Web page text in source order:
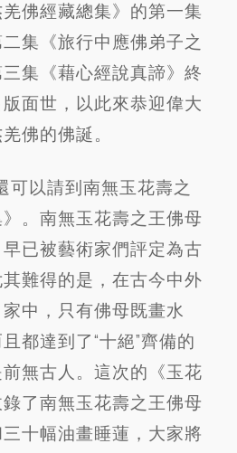
羌佛經藏總集》的第一集
二集《旅行中應佛弟子之
集《藉心經說真諦》終
面世，以此來恭迎偉大
佛的佛誕。
以請到南無玉花壽之
。南無玉花壽之王佛母
已被藝術家們評定為古
難得的是，在古今中外
中，只有佛母既畫水
都達到了“十絕”齊備的
無古人。這次的《玉花
了南無玉花壽之王佛母
十幅油畫睡蓮，大家將